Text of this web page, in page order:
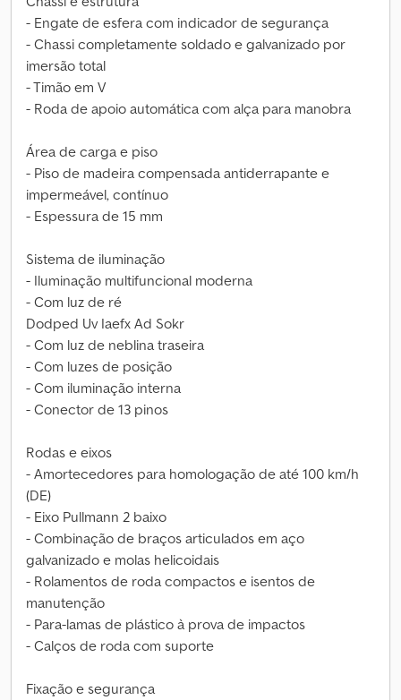
- Engate de esfera com indicador de segurança
- Chassi completamente soldado e galvanizado por
imersão total
- Timão em V
- Roda de apoio automática com alça para manobra
Área de carga e piso
- Piso de madeira compensada antiderrapante e
impermeável, contínuo
- Espessura de 15 mm
Sistema de iluminação
- Iluminação multifuncional moderna
- Com luz de ré
Dodped Uv Iaefx Ad Sokr
- Com luz de neblina traseira
- Com luzes de posição
- Com iluminação interna
- Conector de 13 pinos
Rodas e eixos
- Amortecedores para homologação de até 100 km/h
(DE)
- Eixo Pullmann 2 baixo
- Combinação de braços articulados em aço
galvanizado e molas helicoidais
- Rolamentos de roda compactos e isentos de
manutenção
- Para-lamas de plástico à prova de impactos
- Calços de roda com suporte
Fixação e segurança